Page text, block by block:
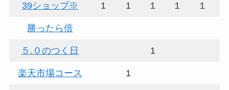
39ショップ※ 1 1 １ １ １
勝ったら倍
５.０のつく日 1
楽天市場コース 1